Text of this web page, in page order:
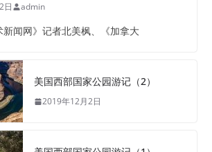
日 admin
新闻网》记者北美枫、《加拿大
美国西部国家公园游记（2）
2019年12月2日